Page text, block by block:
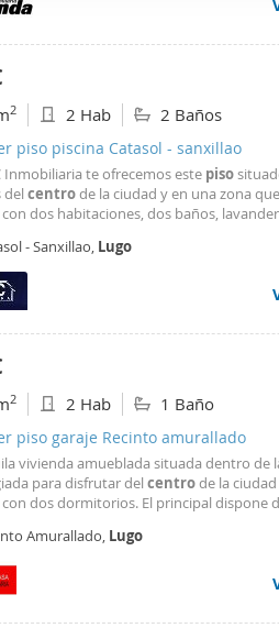
se usan para personalizar el
el tráfico. Además, compartimos
de redes sociales, publicidad
que les haya proporcionado o
2 2 Hab 2 Baños
piso piscina Catasol - sanxillao
Inmobiliaria te ofrecemos este piso
del centrode la ciudad y en una zona
dos habitaciones, dos baños,
#ref:P5147 - P5147 - A&C Inmobiliaria
- Sanxillao, Lugo
2 2 Hab 1 Baño
piso garaje Recinto amurallado
vivienda amueblada situada dentro de
para disfrutar del centrode la
dos dormitorios. El principal dispone
práctica como dormitorio
Amurallado, Lugo